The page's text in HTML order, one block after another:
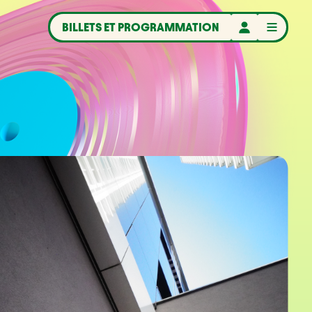
BILLETS ET PROGRAMMATION